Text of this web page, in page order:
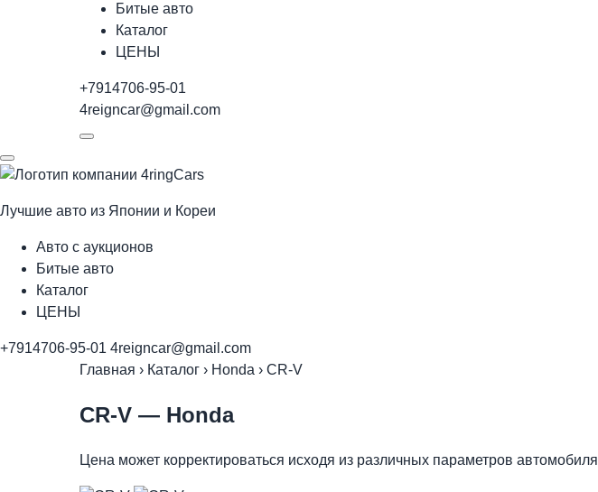
Битые авто
Каталог
ЦЕНЫ
+7914706-95-01
4reigncar@gmail.com
Лучшие авто из Японии и Кореи
Авто с аукционов
Битые авто
Каталог
ЦЕНЫ
+7914706-95-01 4reigncar@gmail.com
Главная › Каталог › Honda › CR-V
CR-V — Honda
Цена может корректироваться исходя из различных параметров автомобиля